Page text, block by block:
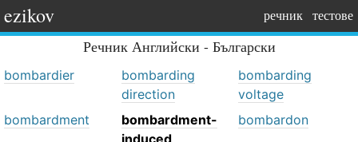
ezikov речник тестове
Речник Английски - Български
bombardier
bombarding
direction
bombarding
voltage
bombardment
bombardment-
induced
bombardon